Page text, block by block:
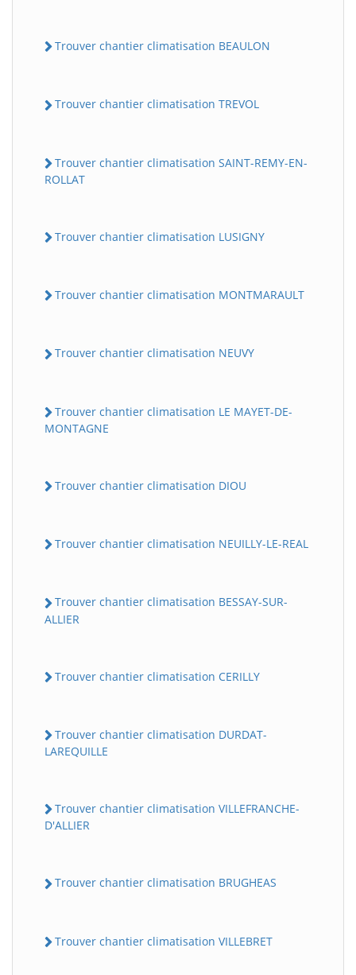
Trouver chantier climatisation BEAULON
Trouver chantier climatisation TREVOL
Trouver chantier climatisation SAINT-REMY-EN-
ROLLAT
Trouver chantier climatisation LUSIGNY
Trouver chantier climatisation MONTMARAULT
Trouver chantier climatisation NEUVY
Trouver chantier climatisation LE MAYET-DE-
MONTAGNE
Trouver chantier climatisation DIOU
Trouver chantier climatisation NEUILLY-LE-REAL
Trouver chantier climatisation BESSAY-SUR-
ALLIER
Trouver chantier climatisation CERILLY
Trouver chantier climatisation DURDAT-
LAREQUILLE
Trouver chantier climatisation VILLEFRANCHE-
D'ALLIER
Trouver chantier climatisation BRUGHEAS
Trouver chantier climatisation VILLEBRET